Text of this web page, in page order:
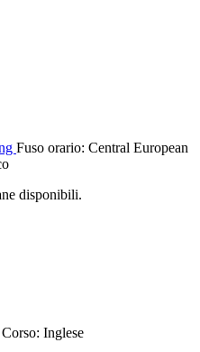
Fuso orario: Central European
disponibili.
Inglese